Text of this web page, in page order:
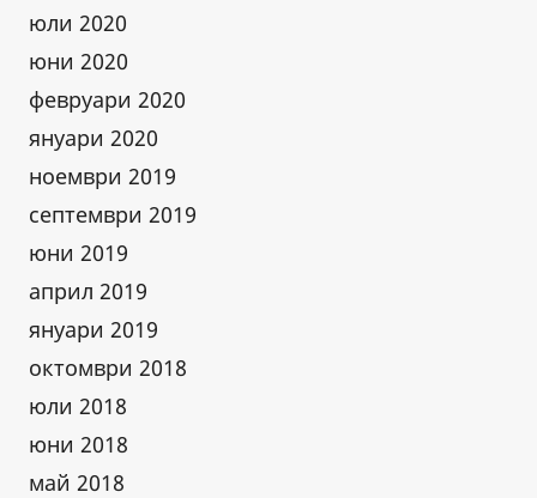
юли 2020
юни 2020
февруари 2020
януари 2020
ноември 2019
септември 2019
юни 2019
април 2019
януари 2019
октомври 2018
юли 2018
юни 2018
май 2018